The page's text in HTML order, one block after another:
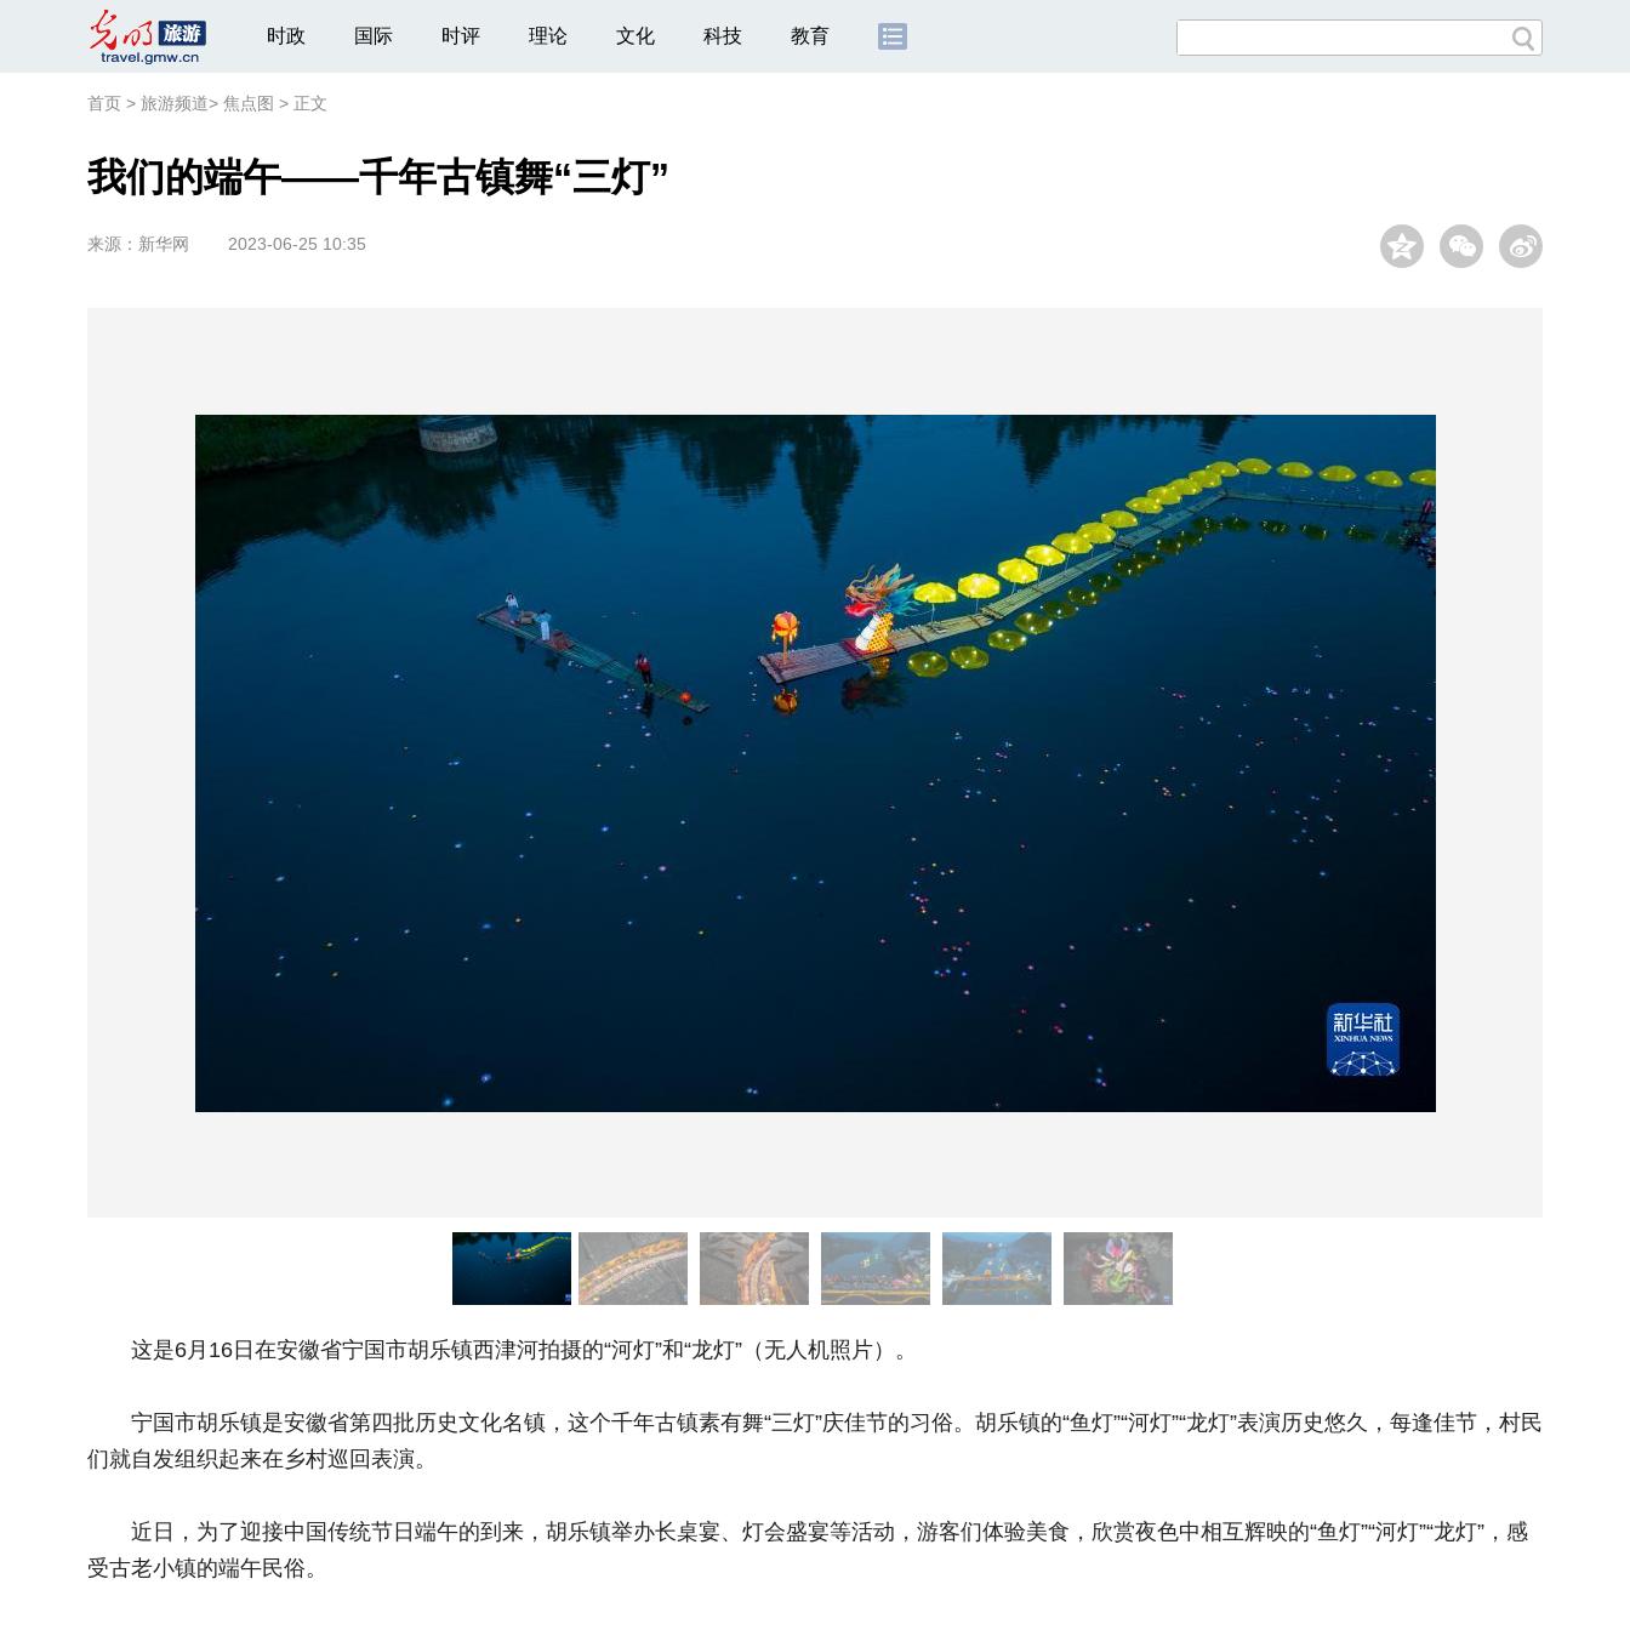
时政 国际 时评 理论 文化 科技 教育
首页 > 旅游频道> 焦点图 > 正文
我们的端午——千年古镇舞“三灯”
来源： 新华网 2023-06-25 10:35
这是6月16日在安徽省宁国市胡乐镇西津河拍摄的“河灯”和“龙灯”（无人机照片）。
宁国市胡乐镇是安徽省第四批历史文化名镇，这个千年古镇素有舞“三灯”庆佳节的习俗。胡乐镇的“鱼灯”“河灯”“龙灯”表演历史悠久，每逢佳节，村民
们就自发组织起来在乡村巡回表演。
近日，为了迎接中国传统节日端午的到来，胡乐镇举办长桌宴、灯会盛宴等活动，游客们体验美食，欣赏夜色中相互辉映的“鱼灯”“河灯”“龙灯”，感
受古老小镇的端午民俗。